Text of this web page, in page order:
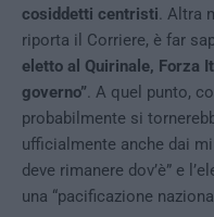
cosiddetti centristi. Altra
riporta il Corriere, è far
eletto al Quirinale, Forza
governo”. A quel punto,
probabilmente si
ufficialmente anche dai
deve rimanere dov’è” e
una “pacificazione